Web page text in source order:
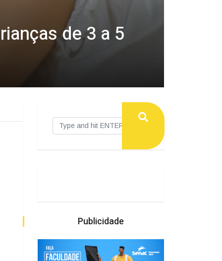
de 3 a 5
Publicidade